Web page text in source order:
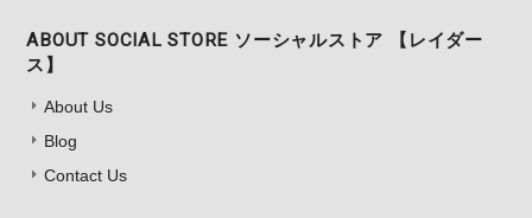
ABOUT SOCIAL STORE ソーシャルストア 【レイダー
ス】
About Us
Blog
Contact Us